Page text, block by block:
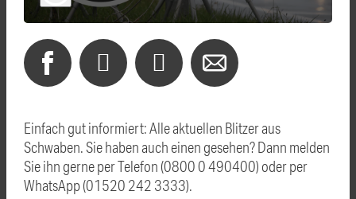
Einfach gut informiert: Alle aktuellen Blitzer aus
Schwaben. Sie haben auch einen gesehen? Dann melden
Sie ihn gerne per Telefon (0800 0 490400) oder per
WhatsApp (01520 242 3333).